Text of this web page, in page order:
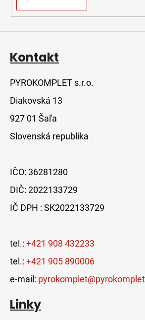
Kontakt
PYROKOMPLET s.r.o.
Diakovská 13
927 01 Šaľa
Slovenská republika
IČO: 36281280
DIČ: 2022133729
IČ DPH : SK2022133729
tel.: +421 908 432233
tel.: +421 905 890006
e-mail:
Linky